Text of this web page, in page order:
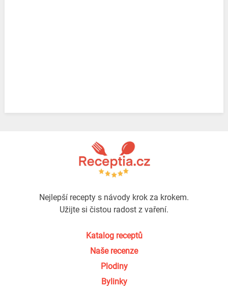
Nejlepší recepty s návody krok za krokem.
Užijte si čistou radost z vaření.
Katalog receptů
Naše recenze
Plodiny
Bylinky